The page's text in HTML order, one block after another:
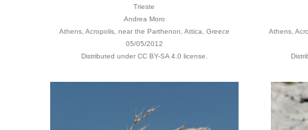
Trieste
Andrea Moro
Athens, Acropolis, near the Parthenon, Attica, Greece
05/05/2012
Distributed under CC BY-SA 4.0 license.
Athens,